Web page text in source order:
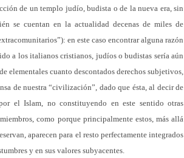
de un templo judío, budista o de la nueva era, sin
se cuentan en la actualidad decenas de miles de
en este caso encontrar alguna razón
a los italianos cristianos, judíos o budistas sería aún
elementales cuanto descontados derechos subjetivos,
de nuestra “civilización”, dado que ésta, al decir de
el Islam, no constituyendo en este sentido otras
como porque principalmente estos, más allá
aparecen para el resto perfectamente integrados
y en sus valores subyacentes.